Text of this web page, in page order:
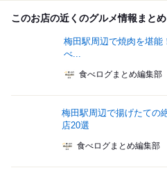
このお店の近くのグルメ情報まとめ
梅田駅周辺で焼肉を堪能
べ...
食べログまとめ編集部
梅田駅周辺で揚げたての
店20選
食べログまとめ編集部